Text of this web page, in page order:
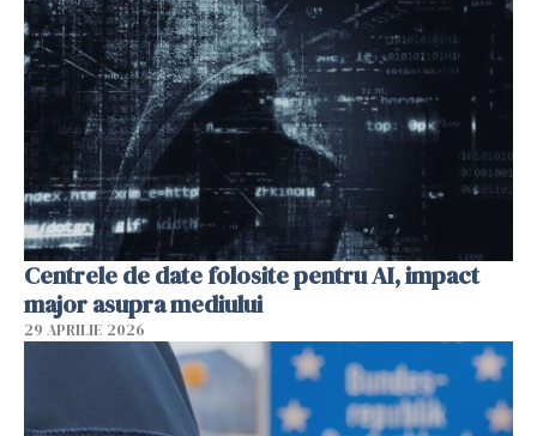
Centrele de date folosite pentru AI, impact
major asupra mediului
29 APRILIE 2026